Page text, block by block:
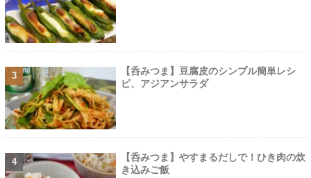
【呑みつま】豆腐皮のシンプル簡単レシ
ピ、アジアンサラダ
【呑みつま】やすまるだしで！ひき肉の炊
き込みご飯